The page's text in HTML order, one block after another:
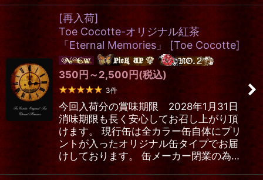
[再入荷]
Toe Cocotte-オリジナル紅茶
「Eternal Memories」
[Toe Cocotte]
350 円 ～2,500 円 (税込)
3件
今回入荷分の賞味期限 2028年1月31日
消味期限も長く安心してお召し上がり頂
けます。 現行缶は全カラー缶自体にプリ
ントが入ったオリジナル缶タイプでお届
けしております。 缶メーカー閉業の為…